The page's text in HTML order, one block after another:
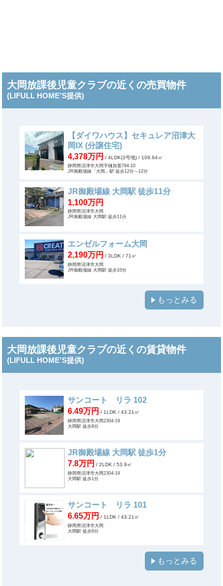
大岡放課後児童クラブの近くの売買物件
(LIFULL HOME'S提供)
【ダイワハウス】セキュレア沼津大
岡IX (分譲住宅)
4,378万円 / 4LDK(3号地) / 109.64㎡
静岡県沼津市大岡字樋加置794-10
JR御殿場線「大岡」駅 徒歩12分～12分
JR御殿場線 大岡駅 徒歩11分
1,100万円
静岡県沼津市大岡
JR御殿場線 大岡駅 徒歩11分
エンゼルフォーム大岡
2,190万円 / 3LDK / 71㎡
静岡県沼津市大岡
JR御殿場線 大岡駅 徒歩10分
もっとみる
大岡放課後児童クラブの近くの賃貸物件
(LIFULL HOME'S提供)
サンコート リラ 102
6.49万円 / 1LDK / 43.21㎡
静岡県沼津市大岡2304-19
大岡駅 徒歩8分
JR御殿場線 大岡駅 徒歩1分
7.8万円 / 2LDK / 53.9㎡
静岡県沼津市大岡2304-19
大岡駅 徒歩1分
サンコート リラ 101
6.65万円 / 1LDK / 43.21㎡
静岡県沼津市大岡
大岡駅 徒歩8分
もっとみる